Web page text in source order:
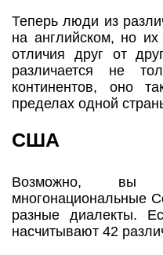
Теперь люди из
на английском, но
отличия друг от
различается не
континентов, оно
пределах одной
США
Возможно, вы
многонациональные
разные диалекты.
насчитывают 42